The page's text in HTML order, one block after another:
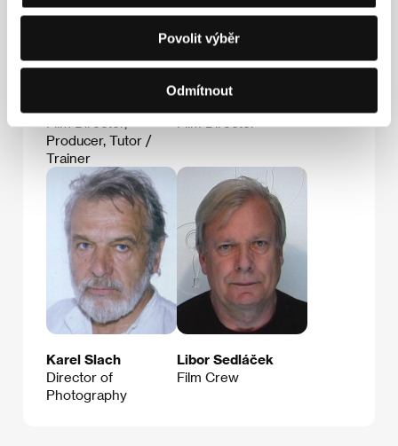
Povolit výběr
Odmítnout
Producer, Tutor /
Trainer
Karel Slach
Director of
Photography
Libor Sedláček
Film Crew